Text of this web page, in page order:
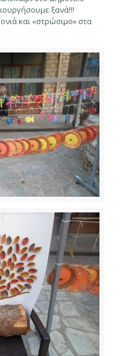
ξανά!!!
και «στρώσιμο» στα